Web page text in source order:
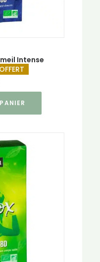
Intense